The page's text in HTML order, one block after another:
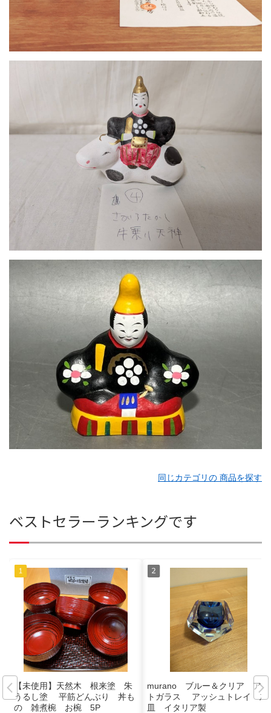
同じカテゴリの 商品を探す
ベストセラーランキングです
【未使用】天然木 根来塗 朱
うるし塗 平筋どんぶり 丼も
の 雑煮椀 お椀 5P
murano ブルー＆クリア アー
トガラス アッシュトレイ 灰
皿 イタリア製